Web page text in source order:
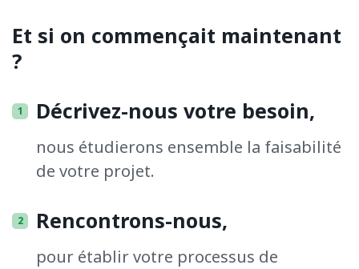
Et si on commençait maintenant
?
Décrivez-nous votre besoin,
nous étudierons ensemble la faisabilité
de votre projet.
Rencontrons-nous,
pour établir votre processus de